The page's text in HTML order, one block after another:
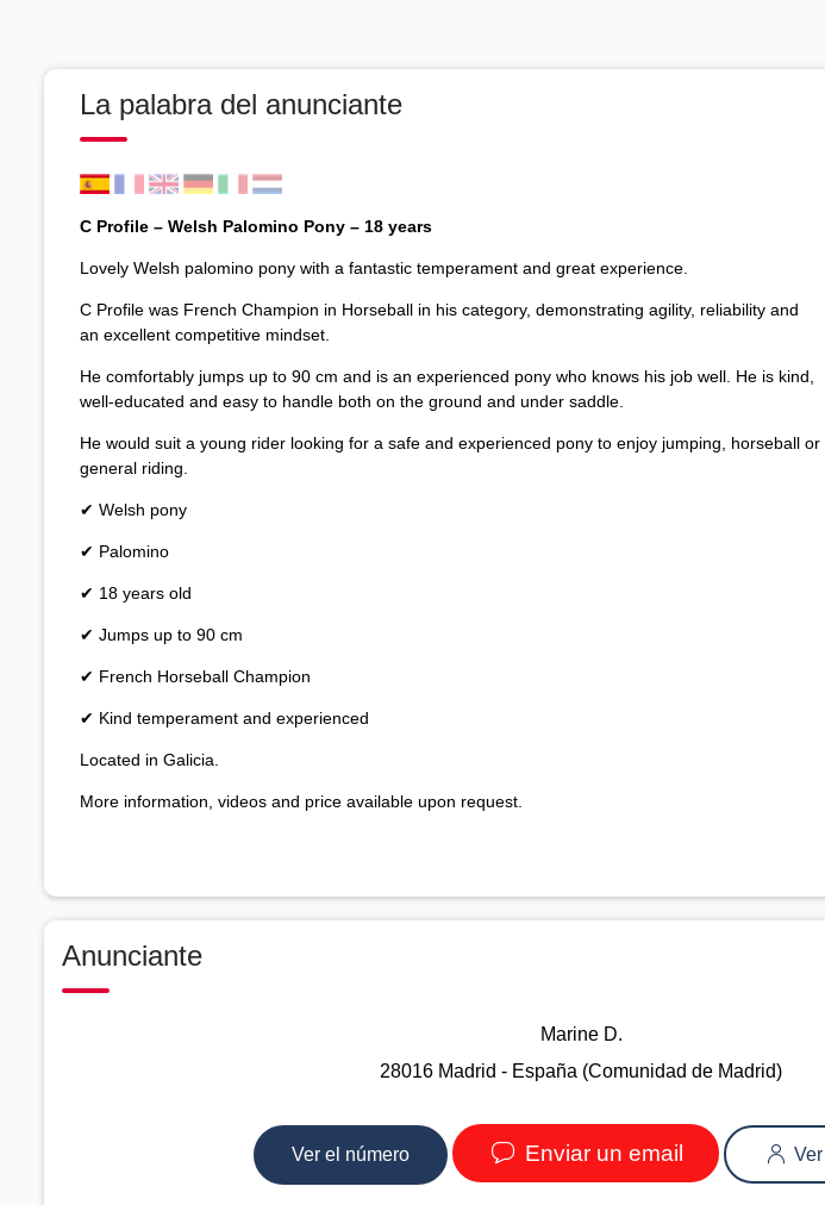
La palabra del anunciante
C Profile – Welsh Palomino Pony – 18 years
Lovely Welsh palomino pony with a fantastic temperament and great experience.
C Profile was French Champion in Horseball in his category, demonstrating agility, reliability and
an excellent competitive mindset.
He comfortably jumps up to 90 cm and is an experienced pony who knows his job well. He is kind,
well-educated and easy to handle both on the ground and under saddle.
He would suit a young rider looking for a safe and experienced pony to enjoy jumping, horseball or
general riding.
✔ Welsh pony
✔ Palomino
✔ 18 years old
✔ Jumps up to 90 cm
✔ French Horseball Champion
✔ Kind temperament and experienced
Located in Galicia.
More information, videos and price available upon request.
Anunciante
Marine D.
28016 Madrid - España (Comunidad de Madrid)
Ver el número Enviar un email Ver